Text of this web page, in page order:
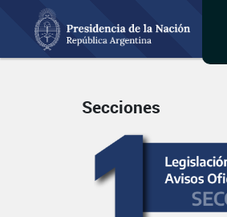
Secciones